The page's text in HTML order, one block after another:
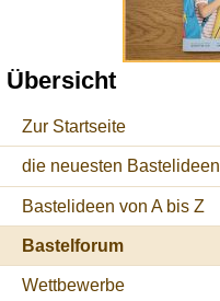
Übersicht
Zur Startseite
die neuesten Bastelideen
Bastelideen von A bis Z
Bastelforum
Wettbewerbe